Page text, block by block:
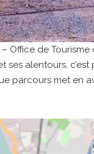
Office de Tourisme
ses alentours,
parcours met en